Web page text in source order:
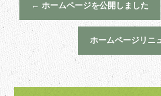
← ホームページを公開しました
ホームページリニ